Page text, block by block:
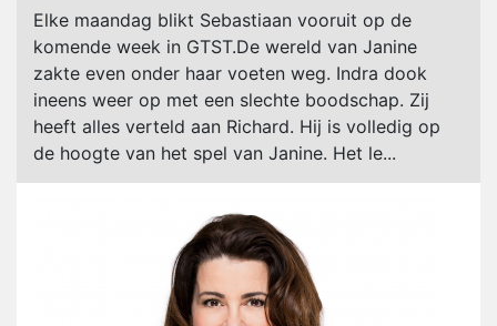
Elke maandag blikt Sebastiaan vooruit op de
komende week in GTST.De wereld van Janine
zakte even onder haar voeten weg. Indra dook
ineens weer op met een slechte boodschap. Zij
heeft alles verteld aan Richard. Hij is volledig op
de hoogte van het spel van Janine. Het le...